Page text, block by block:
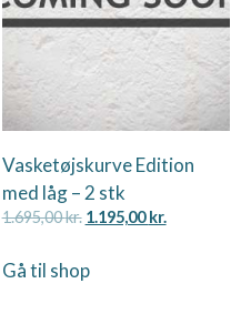
Vasketøjskurve Edition
med låg – 2 stk
1.695,00kr. 1.195,00kr.
Gå til shop